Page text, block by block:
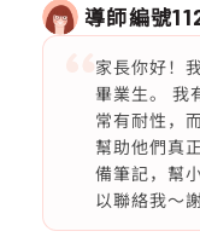
導師編號
家長你好！
畢業生。 我
常有耐性，
幫助他們真
備筆記，幫
以聯絡我～謝